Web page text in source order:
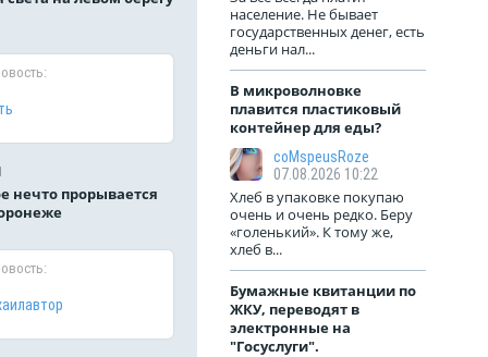
нечто прорывается
население. Не бывает
государственных денег, есть
деньги нал...
В микроволновке
плавится пластиковый
контейнер для еды?
coMspeusRoze
07.08.2026 10:22
Хлеб в упаковке покупаю
очень и очень редко. Беру
«голенький». К тому же,
хлеб в...
Бумажные квитанции по
ЖКУ, переводят в
электронные на
"Госуслуги".